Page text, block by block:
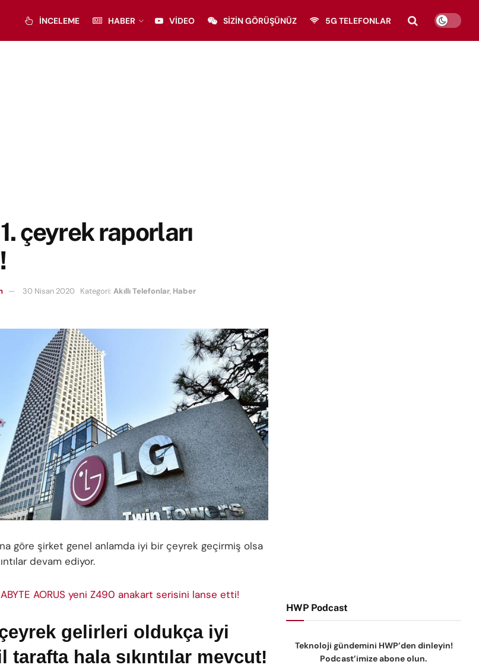
İNCELEME HABER VIDEO SIZIN GÖRÜŞÜNÜZ 5G TELEFONLAR
çeyrek raporları
30 Nisan 2020 Kategori: Akıllı Telefonlar, Haber
göre şirket genel anlamda iyi bir çeyrek geçirmiş olsa
devam ediyor.
AORUS yeni Z490 anakart serisini lanse etti!
gelirleri oldukça iyi
tarafta hala sıkıntılar mevcut!
HWP Podcast
Teknoloji gündemini HWP’den dinleyin!
Podcast’imize abone olun.